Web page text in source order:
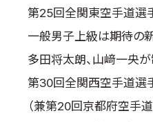
第25回全関東空手道選
一般男子上級は期待の
多田将太朗、山﨑一央
第30回全関西空手道選
（兼第20回京都府空手